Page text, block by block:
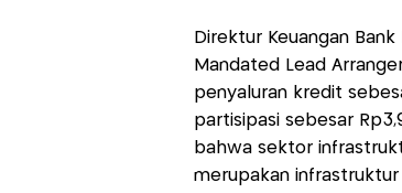
Direktur Keuangan
Mandated Lead
penyaluran kredit
partisipasi sebesar
bahwa sektor
merupakan